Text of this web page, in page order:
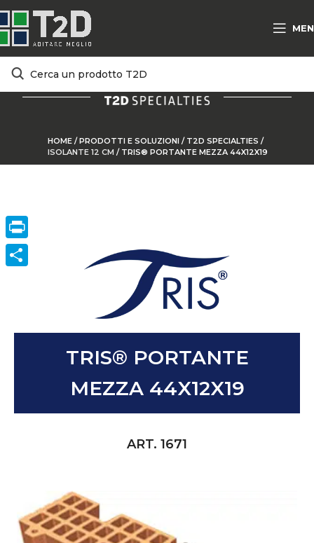
HOME /PRODOTTI E SOLUZIONI / T2D SPECIALTIES/
ISOLANTE 12 CM / TRIS® PORTANTE MEZZA 44X12X19
TRIS® PORTANTE
MEZZA 44X12X19
ART. 1671
Print